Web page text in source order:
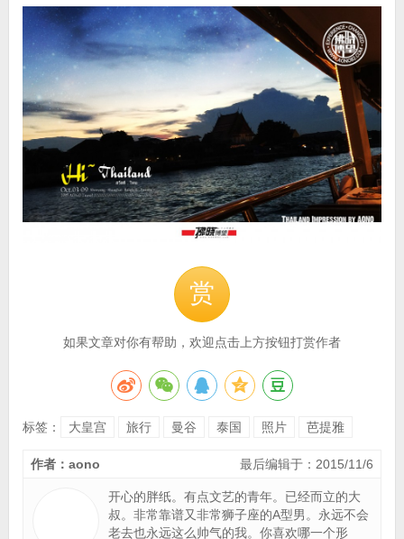
赏
如果文章对你有帮助，欢迎点击上方按钮打赏作者
标签： 大皇宫 旅行 曼谷 泰国 照片 芭提雅
最后编辑于：2015/11/6
作者：aono
开心的胖纸。有点文艺的青年。已经而立的大
叔。非常靠谱又非常狮子座的A型男。永远不会
老去也永远这么帅气的我。你喜欢哪一个形